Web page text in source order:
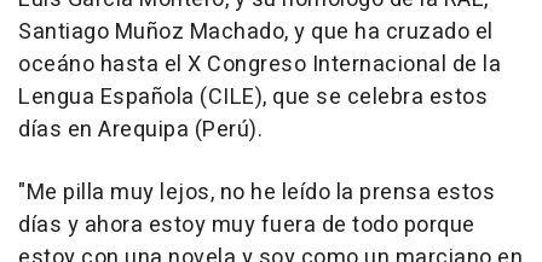
Santiago Muñoz Machado, y que ha cruzado el
oceáno hasta el X Congreso Internacional de la
Lengua Española (CILE), que se celebra estos
días en Arequipa (Perú).
"Me pilla muy lejos, no he leído la prensa estos
días y ahora estoy muy fuera de todo porque